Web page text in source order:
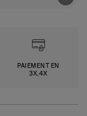
PAIEMENT EN
3X,4X